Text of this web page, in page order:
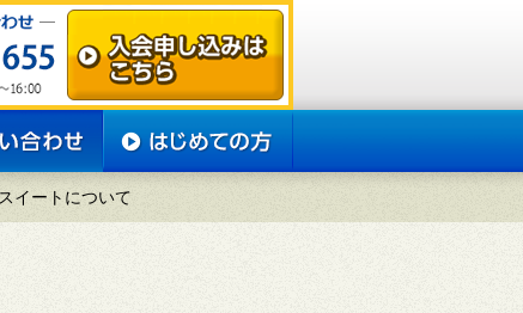
イートについて